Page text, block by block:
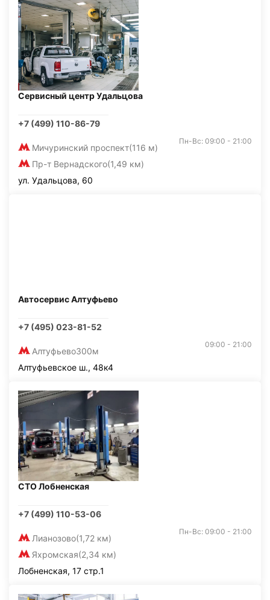
Сервисный центр Удальцова
+7 (499) 110-86-79
Мичуринский проспект(116 м)
Пр-т Вернадского(1,49 км)
Пн-Вс: 09:00 - 21:00
ул. Удальцова, 60
Автосервис Алтуфьево
+7 (495) 023-81-52
Алтуфьево300м
09:00 - 21:00
Алтуфьевское ш., 48к4
СТО Лобненская
+7 (499) 110-53-06
Лианозово(1,72 км)
Яхромская(2,34 км)
Пн-Вс: 09:00 - 21:00
Лобненская, 17 стр.1